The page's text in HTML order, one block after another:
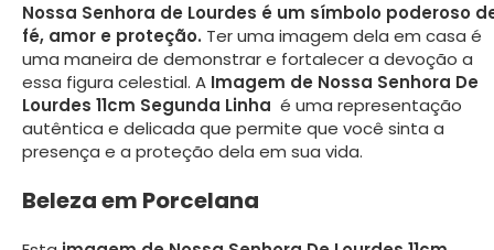
Nossa Senhora de Lourdes é um símbolo poderoso
fé, amor e proteção. Ter uma imagem dela em casa é
uma maneira de demonstrar e fortalecer a devoção a
essa figura celestial. A Imagem de Nossa Senhora De
Lourdes 11cm Segunda Linha é uma representação
autêntica e delicada que permite que você sinta a
presença e a proteção dela em sua vida.
Beleza em Porcelana